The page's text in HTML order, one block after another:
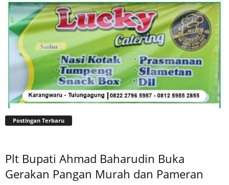
Postingan Terbaru
Plt Bupati Ahmad Baharudin Buka
Gerakan Pangan Murah dan Pameran